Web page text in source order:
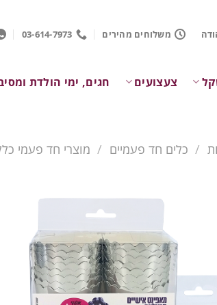
משלוחים מהירים 03-614-7973
צעצועים חגים, ימי הולדת
/ כלים חד פעמיים / מוצרי חד פעמי